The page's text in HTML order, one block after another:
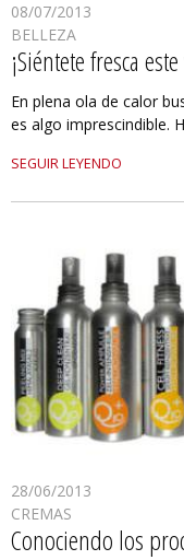
08/07/2013
BELLEZA
¡Siéntete fresca
En plena ola de calor
es algo imprescindible.
SEGUIR LEYENDO
28/06/2013
CREMAS
Conociendo los